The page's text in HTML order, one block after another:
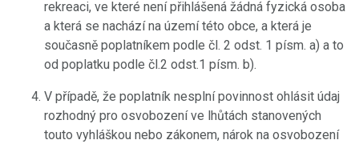
rekreaci, ve které není přihlášená žádná fyzická osoba
a která se nachází na území této obce, a která je
současně poplatníkem podle čl. 2 odst. 1 písm. a) a to
od poplatku podle čl.2 odst.1 písm. b).
V případě, že poplatník nesplní povinnost ohlásit údaj
rozhodný pro osvobození ve lhůtách stanovených
touto vyhláškou nebo zákonem, nárok na osvobození